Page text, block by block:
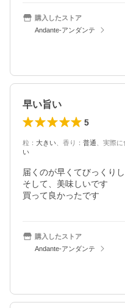
購入したストア
Andante-アンダンテ
早い旨い
5
粒 ： 大きい 香り ： 普通 実際に
い
届くのが早くてびっくり
そして、美味しいです
買って良かったです
購入したストア
Andante-アンダンテ